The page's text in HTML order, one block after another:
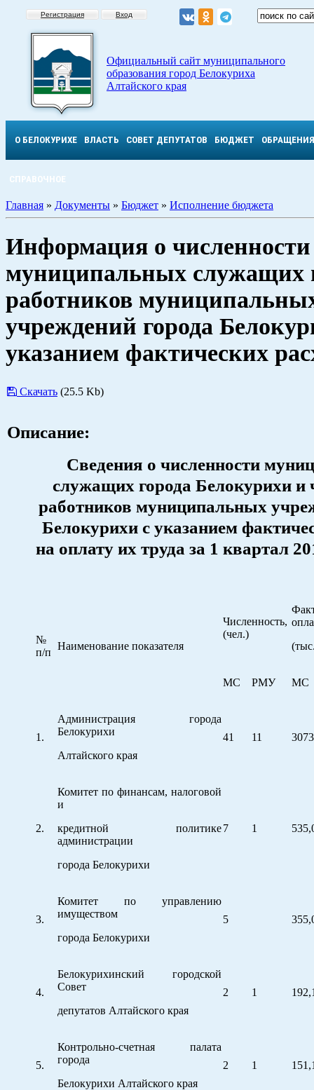
Регистрация Вход
Официальный сайт муниципального
образования город Белокуриха
Алтайского края
О БЕЛОКУРИХЕ ВЛАСТЬ СОВЕТ ДЕПУТАТОВ БЮДЖЕТ ОБРАЩЕНИЯ
СПРАВОЧНОЕ
Главная » Документы » Бюджет » Исполнение бюджета
Информация о численности
муниципальных служащих
работников
учреждений города
указанием фактических
Скачать (25.5 Kb)
Описание:
Сведения о численности
служащих города Белокурихи и
работников муниципальных
Белокурихи с указанием
на оплату их труда за 1 квартал
№
п/п
Наименование показателя
Численность,
(чел.)
МС РМУ МС
1.
Администрация города
Белокурихи
Алтайского края
41 11
2.
Комитет по финансам, налоговой
и
кредитной политике
администрации
города Белокурихи
7 1
3.
Комитет по управлению
имуществом
города Белокурихи
5
4.
Белокурихинский городской
Совет
депутатов Алтайского края
2 1
5.
Контрольно-счетная палата
города
Белокурихи Алтайского края
2 1